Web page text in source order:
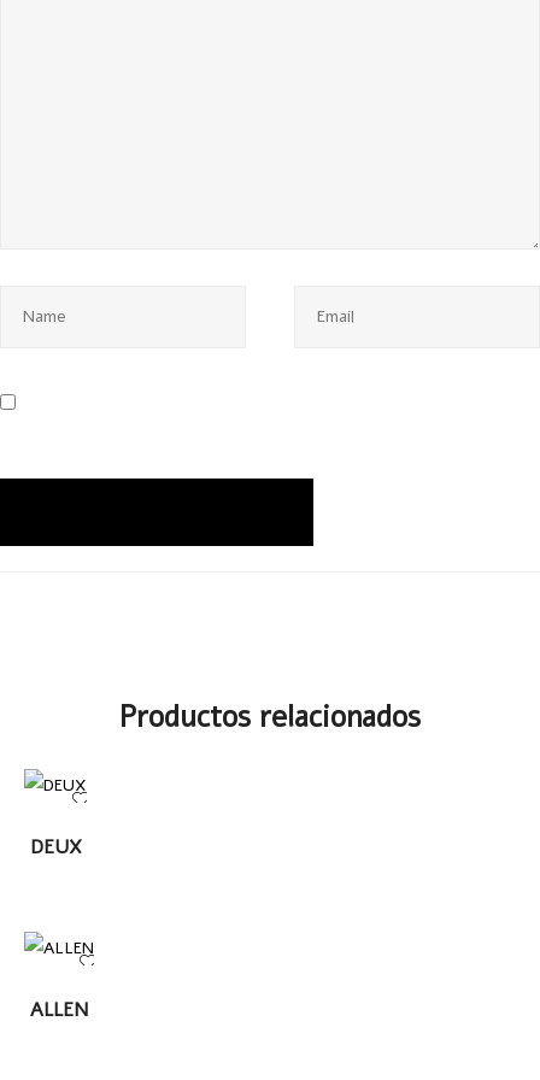
Productos relacionados
MÁS
DEUX
MÁS
ALLEN